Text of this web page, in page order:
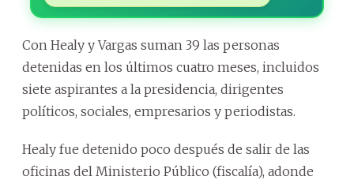
Con Healy y Vargas suman 39 las personas
detenidas en los últimos cuatro meses, incluidos
siete aspirantes a la presidencia, dirigentes
políticos, sociales, empresarios y periodistas.
Healy fue detenido poco después de salir de las
oficinas del Ministerio Público (fiscalía), adonde